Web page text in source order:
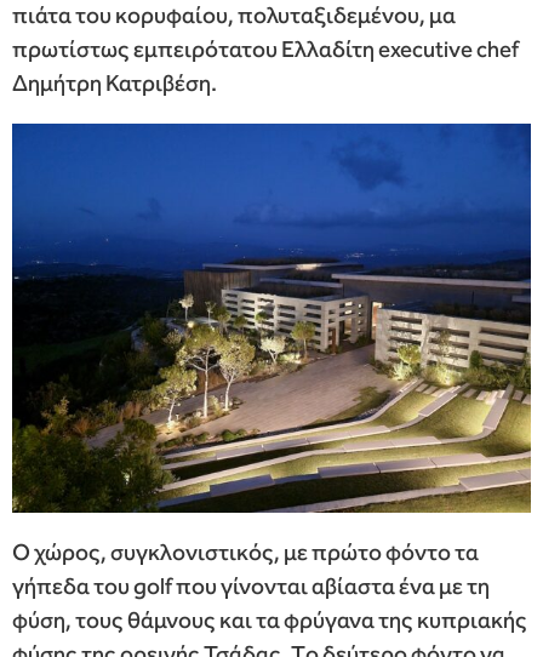
πιάτα του κορυφαίου, πολυταξιδεμένου, μα
πρωτίστως εμπειρότατου Ελλαδίτη executive chef
Δημήτρη Κατριβέση.
Ο χώρος, συγκλονιστικός, με πρώτο φόντο τα
γήπεδα του golf που γίνονται αβίαστα ένα με τη
φύση, τους θάμνους και τα φρύγανα της κυπριακής